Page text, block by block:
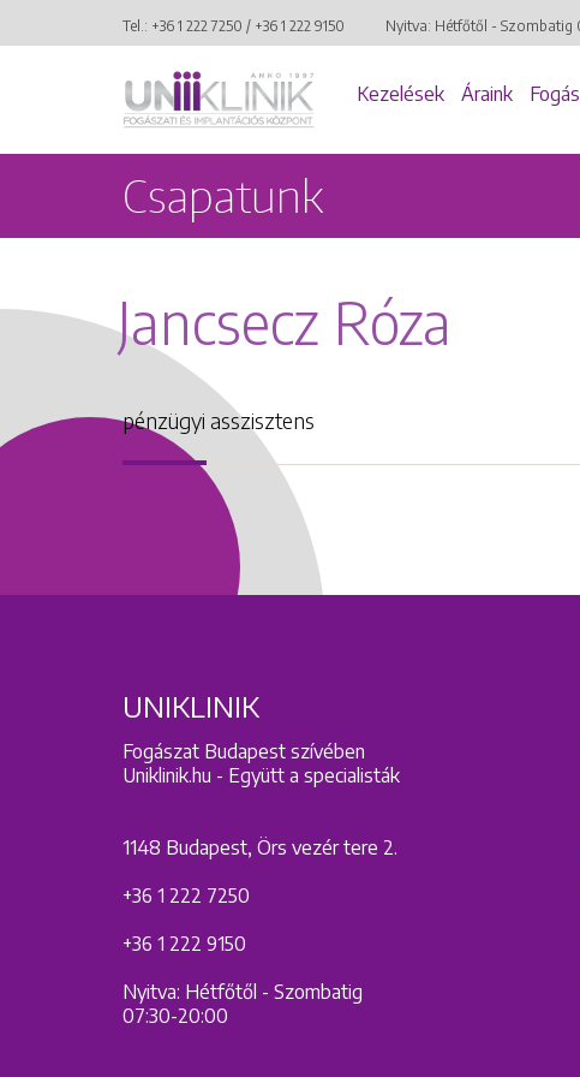
Tel.: +36 1 222 7250 / +36 1 222 9150 Nyitva: Hétfőtől - Szombatig
Kezelések Áraink
Csapatunk
Jancsecz Róza
pénzügyi asszisztens
UNIKLINIK
Fogászat Budapest szívében
Uniklinik.hu - Együtt a specialisták
1148 Budapest, Örs vezér tere 2.
+36 1 222 7250
+36 1 222 9150
Nyitva: Hétfőtől - Szombatig
07:30-20:00